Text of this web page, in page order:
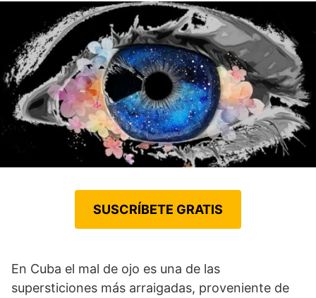
SUSCRÍBETE GRATIS
En Cuba el mal de ojo es una de las
supersticiones más arraigadas, proveniente de